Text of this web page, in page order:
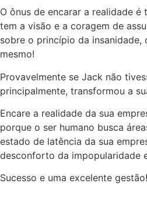
O ônus de encarar a realidade
tem a visão e a coragem de
sobre o princípio da insanidade,
mesmo!
Provavelmente se Jack não
principalmente, transformou a
Encare a realidade da sua
porque o ser humano busca
estado de latência da sua
desconforto da impopularidade
Sucesso e uma excelente gestão!